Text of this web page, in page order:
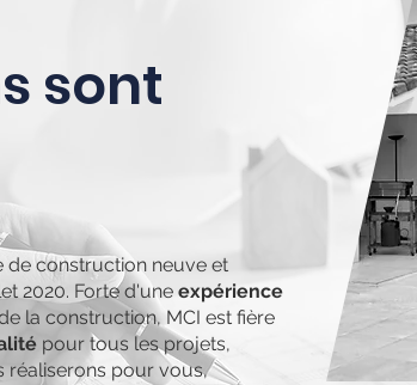
sont
de construction neuve et
2020. Forte d'une expérience
la construction, MCI est fière
pour tous les projets,
réaliserons pour vous,